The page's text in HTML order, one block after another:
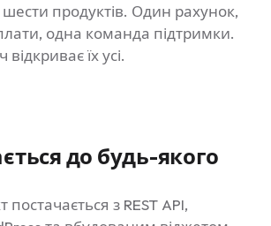
продуктів. Один рахунок,
одна команда підтримки.
їх усі.
до будь-якого
з REST API,